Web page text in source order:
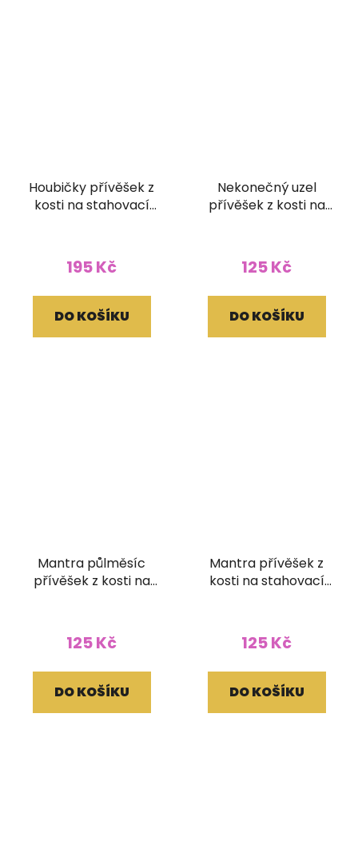
Houbičky přívěšek z
kosti na stahovací
195 Kč
DO KOŠÍKU
Nekonečný uzel
přívěšek z kosti na
125 Kč
DO KOŠÍKU
Mantra půlměsíc
přívěšek z kosti na
125 Kč
DO KOŠÍKU
Mantra přívěšek z
kosti na stahovací
125 Kč
DO KOŠÍKU